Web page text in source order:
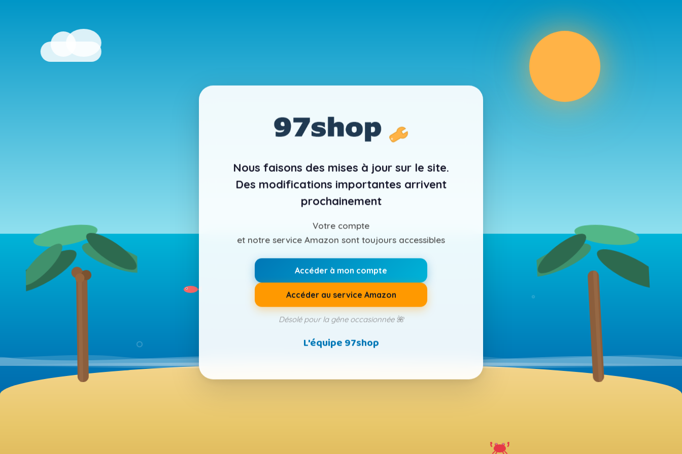
Nous faisons des mises à jour sur le site.
Des modifications importantes arrivent
prochainement
Votre compte
et notre service Amazon sont toujours accessibles
Accéder à mon compte
Accéder au service Amazon
Désolé pour la gêne occasionnée 🌺
L'équipe 97shop